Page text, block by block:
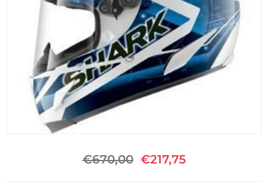
€670,00 €217,75